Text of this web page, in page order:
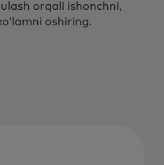
orqali ishonchni,
oshiring.